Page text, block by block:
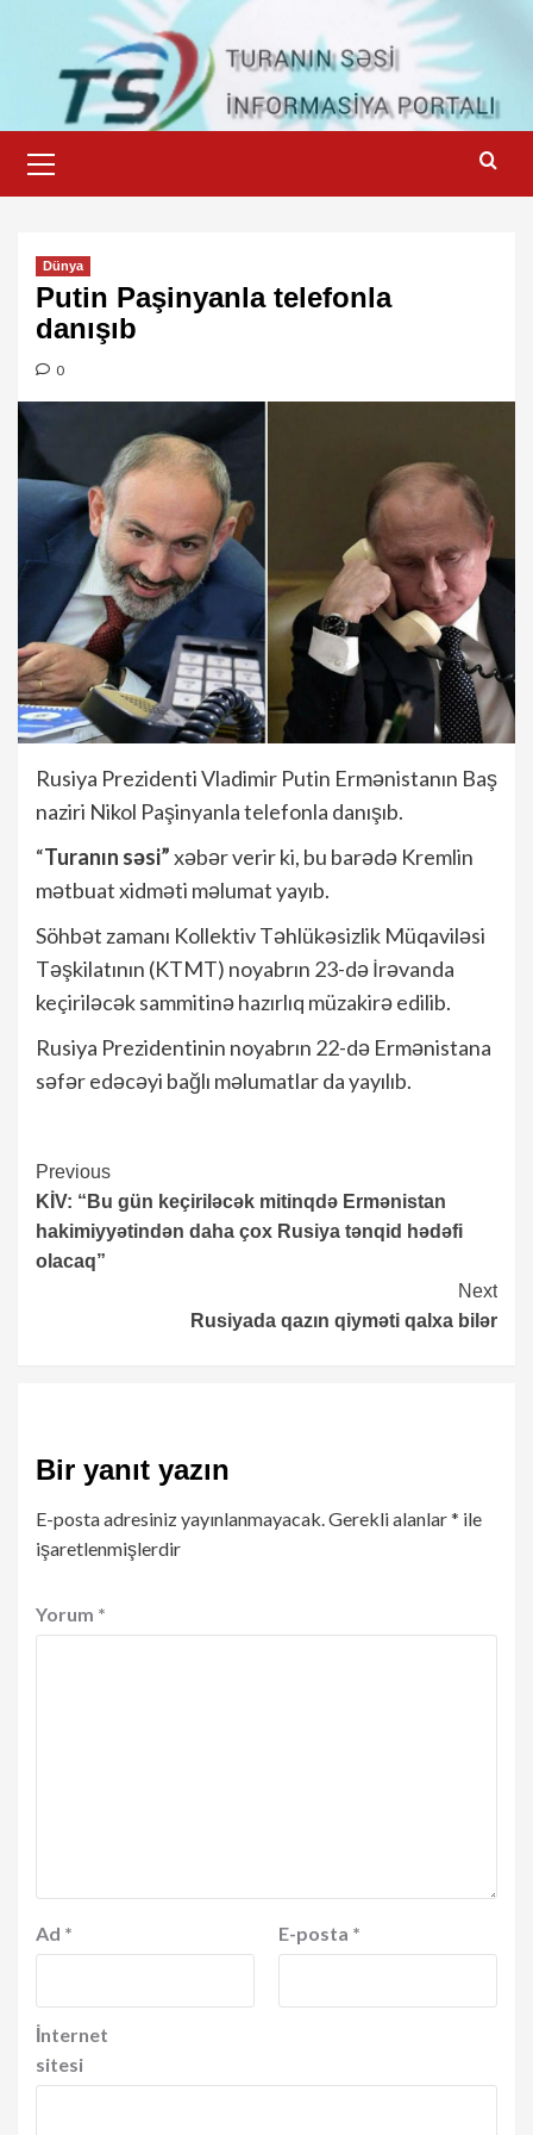
content
Menu
Dünya
Putin Paşinyanla telefonla
danışıb
0
Rusiya Prezidenti Vladimir Putin Ermənistanın Baş
naziri Nikol Paşinyanla telefonla danışıb.
“Turanın səsi”xəbər verir ki, bu barədə Kremlin
mətbuat xidməti məlumat yayıb.
Söhbət zamanı Kollektiv Təhlükəsizlik Müqaviləsi
Təşkilatının (KTMT) noyabrın 23-də İrəvanda
keçiriləcək sammitinə hazırlıq müzakirə edilib.
Rusiya Prezidentinin noyabrın 22-də Ermənistana
səfər edəcəyi bağlı məlumatlar da yayılıb.
Continue
Reading
Previous
KİV: “Bu gün keçiriləcək mitinqdə Ermənistan
hakimiyyətindən daha çox Rusiya tənqid hədəfi
olacaq”
Next
Rusiyada qazın qiyməti qalxa bilər
Bir yanıt yazın
E-posta adresiniz yayınlanmayacak.Gerekli alanlar* ile
işaretlenmişlerdir
Yorum *
Ad * E-posta *
İnternet
sitesi